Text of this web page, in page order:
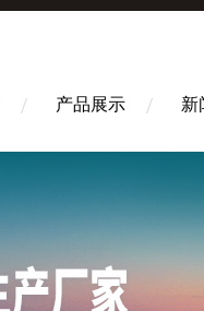
产品展示 新